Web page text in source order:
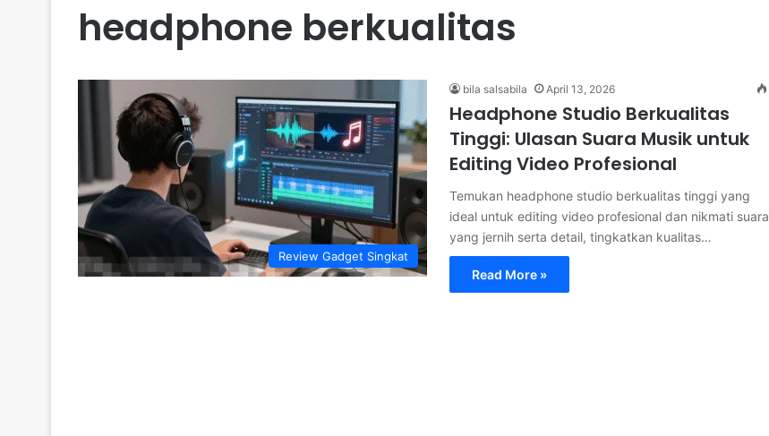
headphone berkualitas
Review Gadget Singkat
bila salsabila April 13, 2026
Headphone Studio Berkualitas
Tinggi: Ulasan Suara Musik untuk
Editing Video Profesional
Temukan headphone studio berkualitas tinggi yang
ideal untuk editing video profesional dan nikmati suara
yang jernih serta detail, tingkatkan kualitas…
Read More »